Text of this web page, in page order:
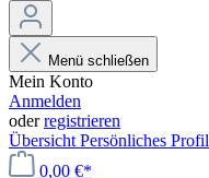
Menü schließen
Mein Konto
Anmelden
oderregistrieren
Übersicht Persönliches Profil
0,00 €*